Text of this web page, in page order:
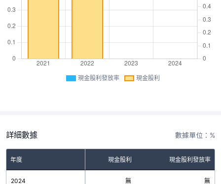
現金股利發放率 現金股利
詳細數據 數據單位：%
年度 現金股利 現金股利發放率
2024 無 無